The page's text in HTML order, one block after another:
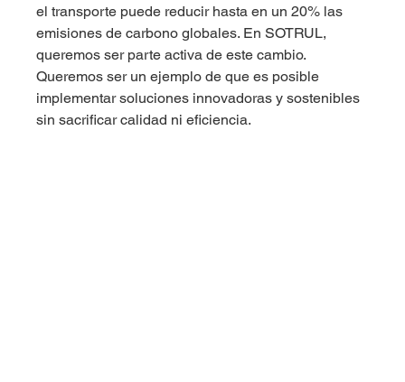
el transporte puede reducir hasta en un 20% las
emisiones de carbono globales. En SOTRUL,
queremos ser parte activa de este cambio.
Queremos ser un ejemplo de que es posible
implementar soluciones innovadoras y sostenibles
sin sacrificar calidad ni eficiencia.